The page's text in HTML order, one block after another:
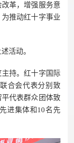
革，增强服务意
推动红十字事业
活动。
持。红十字国际
合会代表分别致
代表群众团体致
进集体和10名先